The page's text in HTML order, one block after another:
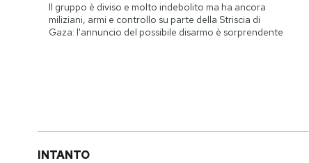
Il gruppo è diviso e molto indebolito ma ha ancora
miliziani, armi e controllo su parte della Striscia di
Gaza: l'annuncio del possibile disarmo è sorprendente
INTANTO